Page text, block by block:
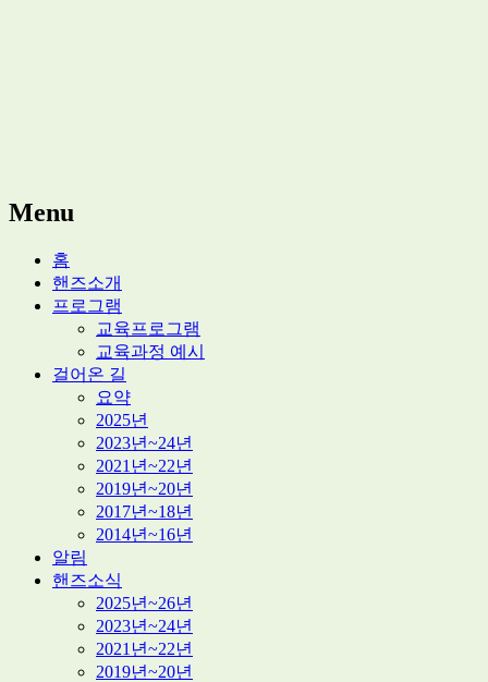
Menu
Skip
content
홈
핸즈소개
프로그램
교육프로그램
교육과정 예시
걸어온 길
요약
2025년
2023년~24년
2021년~22년
2019년~20년
2017년~18년
2014년~16년
알림
핸즈소식
2025년~26년
2023년~24년
2021년~22년
2019년~20년